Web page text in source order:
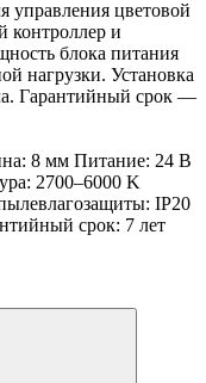
управления цветовой
контроллер и
блока питания
нагрузки. Установка
Гарантийный срок —
8 мм Питание: 24 В
2700–6000 K
IP20
срок: 7 лет